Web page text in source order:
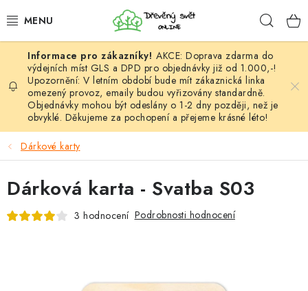
na
HÁČKOVÁNÍ
VYPLÉTÁNÍ
PŘÍZE
AKCE: Doprava zdarma do
výdejních míst GLS a DPD pro objednávky již od 1.000,-!
Upozornění: V letním období bude mít zákaznická linka
omezený provoz, emaily budou vyřizovány standardně.
Objednávky mohou být odeslány o 1-2 dny později, než je
obvyklé. Děkujeme za pochopení a přejeme krásné léto!
Dárkové karty
Dárková karta - Svatba S03
3 hodnocení Podrobnosti hodnocení